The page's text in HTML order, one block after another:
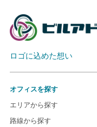
ロゴに込めた想い
オフィスを探す
エリアから探す
路線から探す